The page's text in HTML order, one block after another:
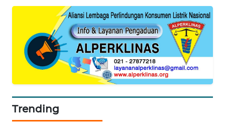
Trending
GARONGGANG
NEWS
FISUELRI
NEWS